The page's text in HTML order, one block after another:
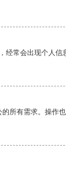
常会出现个人信
所有需求。操作